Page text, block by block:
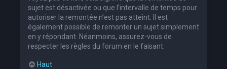
sujet est désactivée ou que l’intervalle de temps pour
autoriser la remontée n’est pas atteint. Il est
également possible de remonter un sujet simplement
en y répondant. Néanmoins, assurez-vous de
respecter les règles du forum en le faisant.
Haut